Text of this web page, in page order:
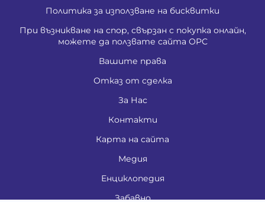
Политика за използване на бисквитки
При възникване на спор, свързан с покупка онлайн,
можете да ползвате сайта ОРС
Вашите права
Отказ от сделка
За Нас
Контакти
Карта на сайта
Медия
Енциклопедия
Забавно